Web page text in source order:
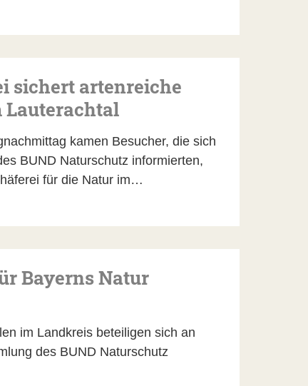
sichert artenreiche
Lauterachtal
kamen Besucher, die sich
BUND Naturschutz informierten,
für die Natur im…
Bayerns Natur
im Landkreis beteiligen sich an
des BUND Naturschutz